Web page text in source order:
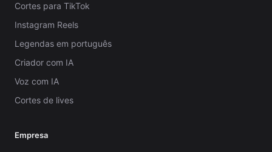
Cortes para TikTok
Instagram Reels
Legendas em português
Criador com IA
Voz com IA
Cortes de lives
Empresa